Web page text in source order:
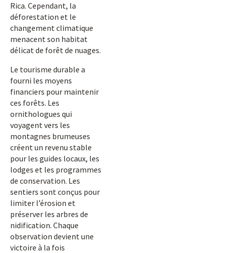
Rica. Cependant, la
déforestation et le
changement climatique
menacent son habitat
délicat de forêt de nuages.
Le tourisme durable a
fourni les moyens
financiers pour maintenir
ces forêts. Les
ornithologues qui
voyagent vers les
montagnes brumeuses
créent un revenu stable
pour les guides locaux, les
lodges et les programmes
de conservation. Les
sentiers sont conçus pour
limiter l’érosion et
préserver les arbres de
nidification. Chaque
observation devient une
victoire à la fois